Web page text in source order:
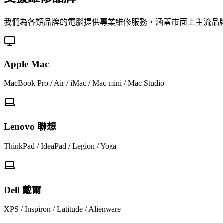
我們為各類品牌的電腦提供專業維修服務，涵蓋市面上主流品
Apple Mac
MacBook Pro / Air / iMac / Mac mini / Mac Studio
Lenovo 聯想
ThinkPad / IdeaPad / Legion / Yoga
Dell 戴爾
XPS / Inspiron / Latitude / Alienware